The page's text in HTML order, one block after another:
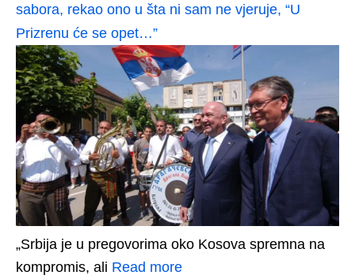
sabora, rekao ono u šta ni sam ne vjeruje, “U
Prizrenu će se opet…”
„Srbija je u pregovorima oko Kosova spremna na
kompromis, ali Read more